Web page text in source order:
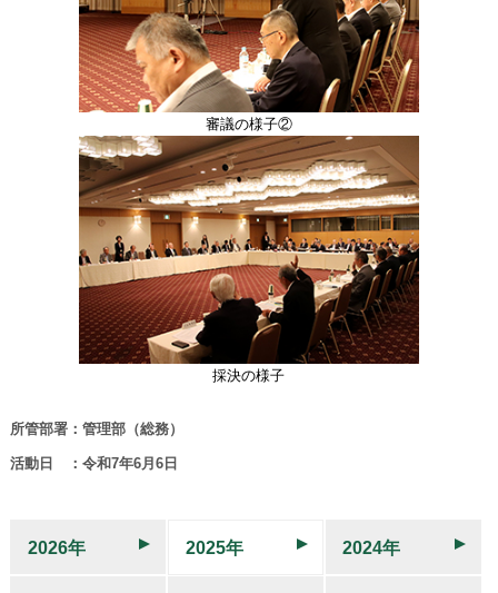
審議の様子②
採決の様子
所管部署：管理部（総務）
活動日 ：令和7年6月6日
2026年 2025年 2024年